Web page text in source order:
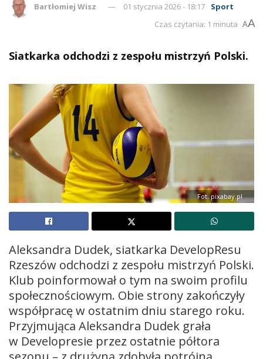
Bartłomiej Wisz 01 stycznia 2026 - 18:17
Sport
Czas czytania: 1 minuta AA
Siatkarka odchodzi z zespołu mistrzyń Polski.
Fot. pixabay.pl
Aleksandra Dudek, siatkarka DevelopResu
Rzeszów odchodzi z zespołu mistrzyń Polski.
Klub poinformował o tym na swoim profilu
społecznościowym. Obie strony zakończyły
współpracę w ostatnim dniu starego roku.
Przyjmująca Aleksandra Dudek grała
w Developresie przez ostatnie półtora